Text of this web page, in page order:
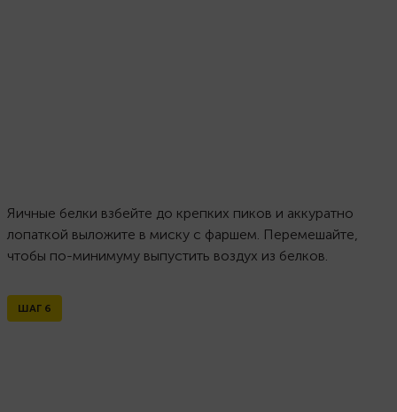
Яичные белки взбейте до крепких пиков и аккуратно
лопаткой выложите в миску с фаршем. Перемешайте,
чтобы по-минимуму выпустить воздух из белков.
ШАГ 6